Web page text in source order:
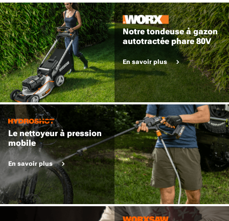
Notre tondeuse à gazon
autotractée phare 80V
En savoir plus
Le nettoyeur à pression
mobile
En savoir plus